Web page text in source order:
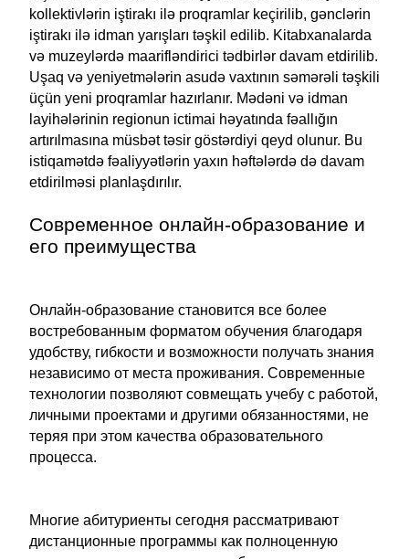
kollektivlərin iştirakı ilə proqramlar keçirilib, gənclərin
iştirakı ilə idman yarışları təşkil edilib. Kitabxanalarda
və muzeylərdə maarifləndirici tədbirlər davam etdirilib.
Uşaq və yeniyetmələrin asudə vaxtının səmərəli təşkili
üçün yeni proqramlar hazırlanır. Mədəni və idman
layihələrinin regionun ictimai həyatında fəallığın
artırılmasına müsbət təsir göstərdiyi qeyd olunur. Bu
istiqamətdə fəaliyyətlərin yaxın həftələrdə də davam
etdirilməsi planlaşdırılır.
Современное онлайн-образование и
его преимущества
Онлайн-образование становится все более
востребованным форматом обучения благодаря
удобству, гибкости и возможности получать знания
независимо от места проживания. Современные
технологии позволяют совмещать учебу с работой,
личными проектами и другими обязанностями, не
теряя при этом качества образовательного
процесса.
Многие абитуриенты сегодня рассматривают
дистанционные программы как полноценную